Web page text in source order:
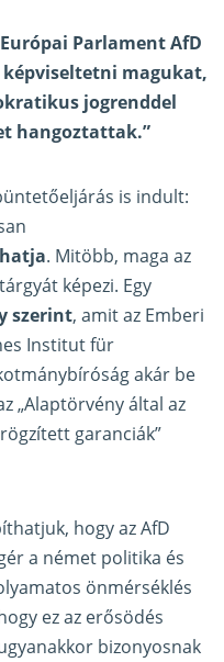
Parlament AfD
magukat,
jogrenddel
hangoztattak.”
is indult:
. Mitöbb, maga az
képezi. Egy
szerint, amit az Emberi
Institut für
akár be
„Alaptörvény által az
garanciák”
hogy az AfD
a német politika és
önmérséklés
ez az erősödés
bizonyosnak